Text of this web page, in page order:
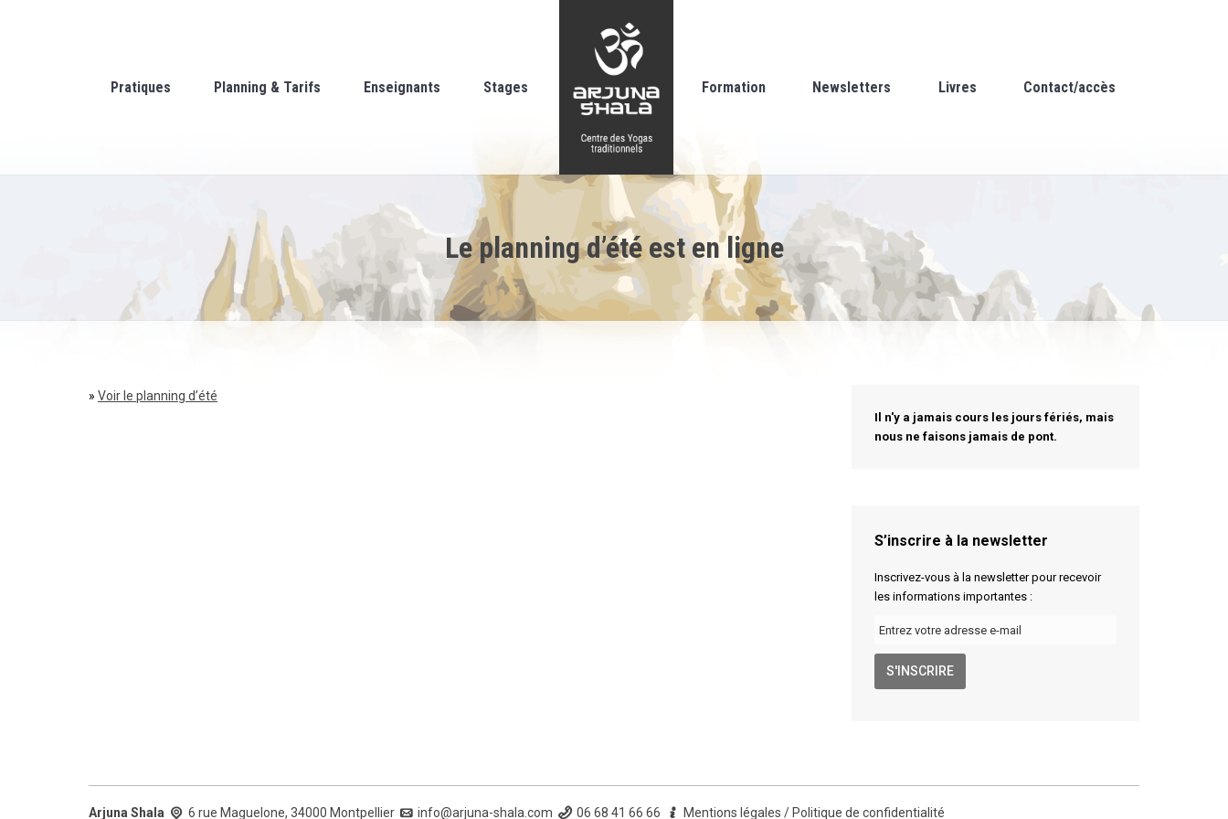
Pratiques Planning & Tarifs Enseignants Stages Formation Newsletters Livres Contact/accès
Le planning d’été est en ligne
» Voir le planning d’été
Il n'y a jamais cours les jours fériés, mais
nous ne faisons jamais de pont.
S’inscrire à la newsletter
Inscrivez-vous à la newsletter pour recevoir
les informations importantes :
Arjuna Shala 6 rue Maguelone, 34000 Montpellier info@arjuna-shala.com 06 68 41 66 66 Mentions légales / Politique de confidentialité